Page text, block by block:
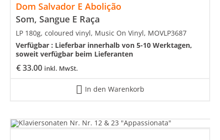
Dom Salvador E Abolição
Som, Sangue E Raça
€33.00 inkl. MwSt.
LP 180g, coloured vinyl, Music On Vinyl, MOVLP3687
Verfügbar : Lieferbar innerhalb von 5-10 Werktagen,
soweit verfügbar beim Lieferanten
In den Warenkorb